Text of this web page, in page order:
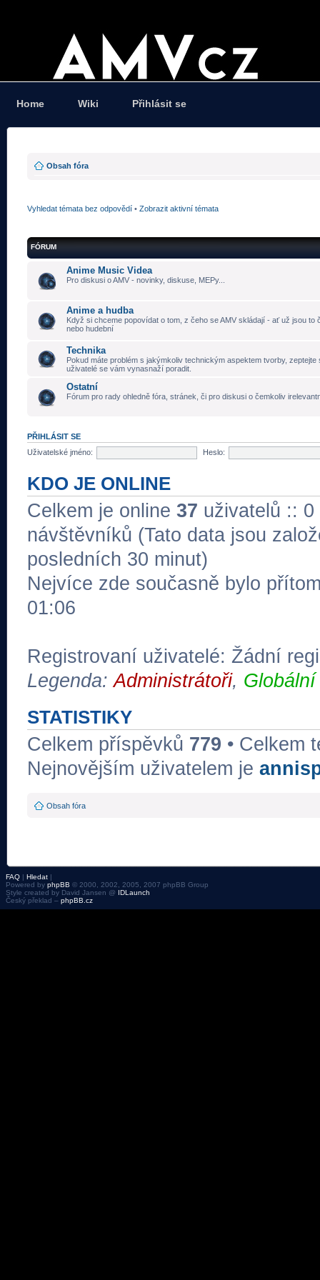
Home Wiki Přihlásit se
Obsah fóra
Vyhledat témata bez odpovědí • Zobrazit aktivní témata
FÓRUM
Anime Music Videa
Pro diskusi o AMV - novinky, diskuse, MEPy...
Anime a hudba
Když si chceme popovídat o tom, z čeho se AMV skládají - ať už jsou to
nebo hudební
Technika
Pokud máte problém s jakýmkoliv technickým aspektem tvorby, zeptejte
uživatelé se vám vynasnaží poradit.
Ostatní
Fórum pro rady ohledně fóra, stránek, či pro diskusi o čemkoliv
PŘIHLÁSIT SE
Uživatelské jméno:
Heslo:
KDO JE ONLINE
Celkem je online 37 uživatelů ::
návštěvníků (Tato data jsou
posledních 30 minut)
Nejvíce zde současně bylo
01:06
Registrovaní uživatelé: Žádní
Legenda:Administrátoři,
STATISTIKY
Celkem příspěvků 779 • Celkem
Nejnovějším uživatelem je
Obsah fóra
FAQ | Hledat |
Powered by phpBB © 2000, 2002, 2005, 2007 phpBB Group
Style created by David Jansen @ IDLaunch
Český překlad – phpBB.cz